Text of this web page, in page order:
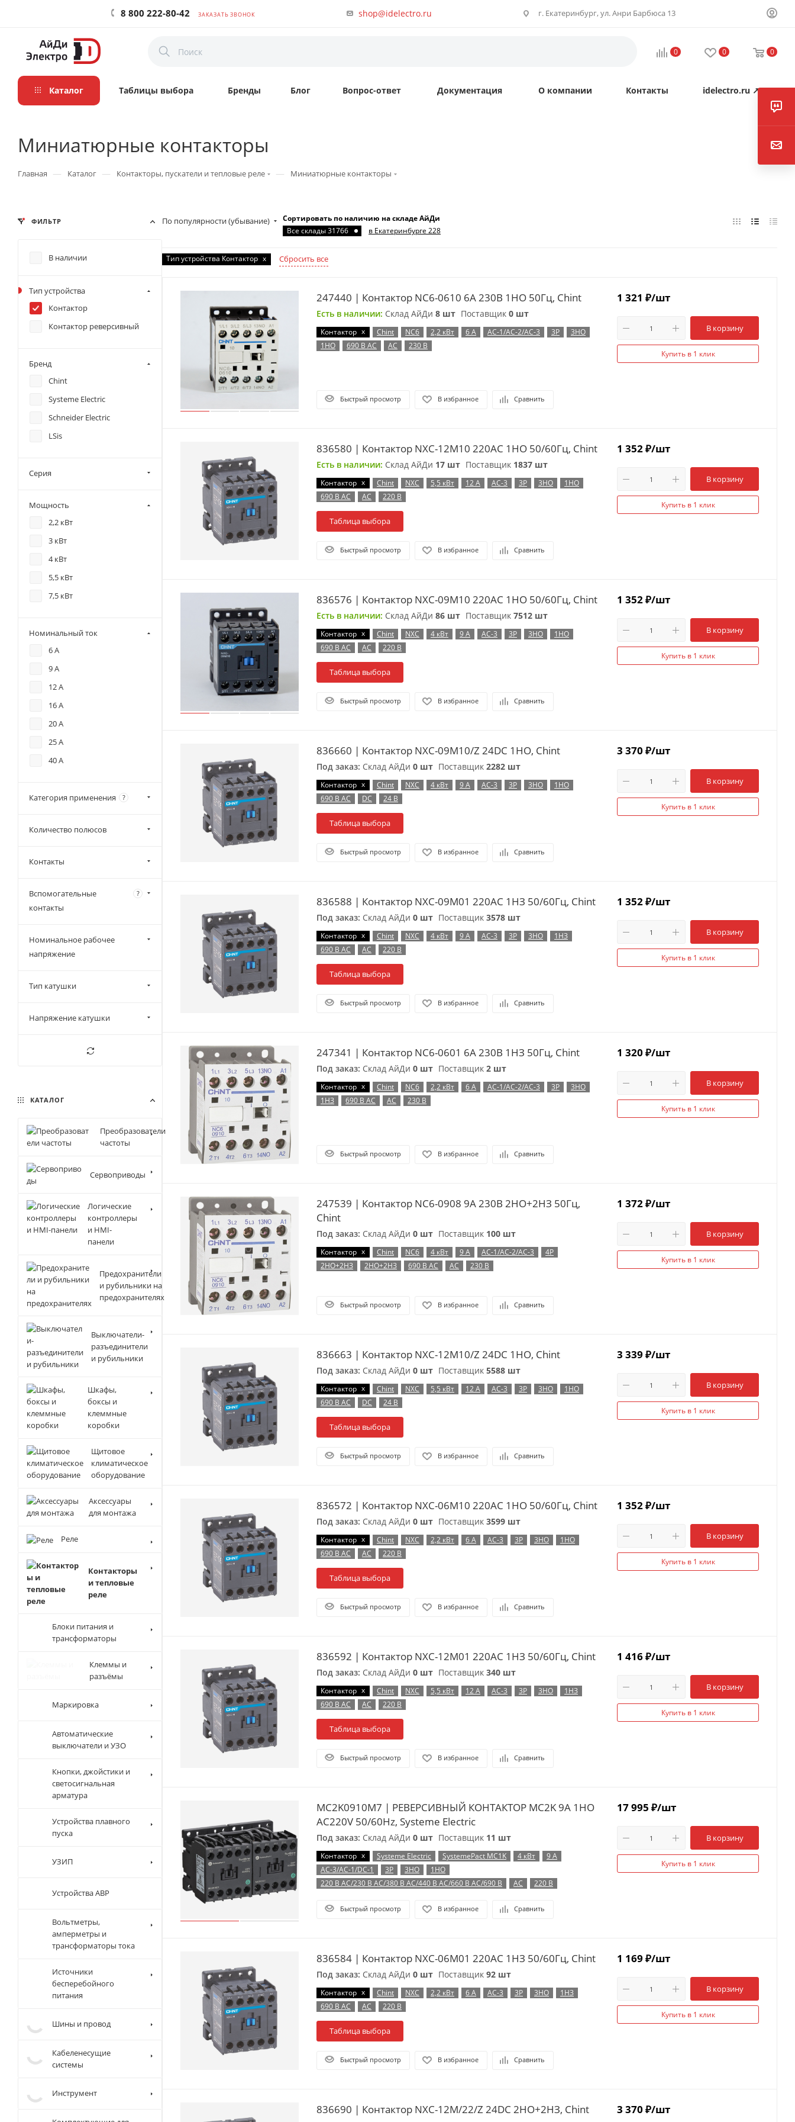
8 800 222-80-42 ЗАКАЗАТЬ ЗВОНОК shop@idelectro.ru г. Екатеринбург, ул. Анри Барбюса 13
0 0 0
Каталог Таблицы выбора Бренды Блог Вопрос-ответ Документация О компании Контакты idelectro.ru ↗
Миниатюрные контакторы
Главная — Каталог — Контакторы, пускатели и тепловые реле — Миниатюрные контакторы
По популярности (убывание)
Сортировать по наличию на складе АйДи
Все склады 31766
в Екатеринбурге 228
Тип устройства Контактор x Сбросить все
247440 | Контактор NC6-0610 6А 230В 1НО 50Гц, Chint
Есть в наличии: Склад АйДи 8 шт Поставщик 0 шт
Контактор x Chint NC6 2,2 кВт 6 А AC-1/AC-2/AC-3 3P
3НО
1НО
690 В AC AC 230 В
Быстрый просмотр В избранное Сравнить
1 321 ₽/шт
В корзину
Купить в 1 клик
836580 | Контактор NXC-12M10 220AC 1НО 50/60Гц, Chint
Есть в наличии: Склад АйДи 17 шт Поставщик 1837 шт
Контактор x Chint NXC 5,5 кВт 12 А AC-3 3P 3НО
1НО
690 В AC
AC 220 В
Таблица выбора
Быстрый просмотр В избранное Сравнить
1 352₽/шт
В корзину
Купить в 1 клик
836576 | Контактор NXC-09M10 220AC 1НО 50/60Гц, Chint
Есть в наличии: Склад АйДи 86 шт Поставщик 7512 шт
Контактор x Chint NXC 4 кВт 9 А AC-3 3P 3НО
1НО
690 В AC
AC 220 В
Таблица выбора
Быстрый просмотр В избранное Сравнить
1 352₽/шт
В корзину
Купить в 1 клик
836660 | Контактор NXC-09M10/Z 24DC 1НO, Chint
Под заказ: Склад АйДи 0 шт Поставщик 2282 шт
Контактор x Chint NXC 4 кВт 9 А AC-3 3P 3НО
1НО
690 В AC
DC 24 В
Таблица выбора
Быстрый просмотр В избранное Сравнить
3 370 ₽/шт
В корзину
Купить в 1 клик
836588 | Контактор NXC-09M01 220AC 1НЗ 50/60Гц, Chint
Под заказ: Склад АйДи 0 шт Поставщик 3578 шт
Контактор x Chint NXC 4 кВт 9 А AC-3 3P 3НО
1НЗ
690 В AC
AC 220 В
Таблица выбора
Быстрый просмотр В избранное Сравнить
1 352₽/шт
В корзину
Купить в 1 клик
247341 | Контактор NC6-0601 6А 230В 1НЗ 50Гц, Chint
Под заказ: Склад АйДи 0 шт Поставщик 2 шт
Контактор x Chint NC6 2,2 кВт 6 А AC-1/AC-2/AC-3 3P
3НО
1НЗ
690 В AC AC 230 В
Быстрый просмотр В избранное Сравнить
1 320 ₽/шт
В корзину
Купить в 1 клик
247539 | Контактор NC6-0908 9А 230В 2НО+2НЗ 50Гц,
Chint
Под заказ: Склад АйДи 0 шт Поставщик 100 шт
Контактор x Chint NC6 4 кВт 9 А AC-1/AC-2/AC-3
4P
2НО+2НЗ
2НО+2НЗ 690 В AC AC 230 В
Быстрый просмотр В избранное Сравнить
1 372₽/шт
В корзину
Купить в 1 клик
836663 | Контактор NXC-12M10/Z 24DC 1НO, Chint
Под заказ: Склад АйДи 0 шт Поставщик 5588 шт
Контактор x Chint NXC 5,5 кВт 12 А AC-3 3P 3НО
1НО
690 В AC
DC 24 В
Таблица выбора
Быстрый просмотр В избранное Сравнить
3 339 ₽/шт
В корзину
Купить в 1 клик
836572 | Контактор NXC-06M10 220AC 1НО 50/60Гц, Chint
Под заказ: Склад АйДи 0 шт Поставщик 3599 шт
Контактор x Chint NXC 2,2 кВт 6 А AC-3 3P 3НО
1НО
690 В AC
AC 220 В
Таблица выбора
Быстрый просмотр В избранное Сравнить
1 352₽/шт
В корзину
Купить в 1 клик
836592 | Контактор NXC-12M01 220AC 1НЗ 50/60Гц, Chint
Под заказ: Склад АйДи 0 шт Поставщик 340 шт
Контактор x Chint NXC 5,5 кВт 12 А AC-3 3P 3НО
1НЗ
690 В AC
AC 220 В
Таблица выбора
Быстрый просмотр В избранное Сравнить
1 416₽/шт
В корзину
Купить в 1 клик
MC2K0910M7 | РЕВЕРСИВНЫЙ КОНТАКТОР MC2K 9A 1НО
AC220V 50/60Hz, Systeme Electric
Под заказ: Склад АйДи 0 шт Поставщик 11 шт
Контактор x Systeme Electric SystemePact MC1K 4 кВт
9 А
AC-3/AC-1/DC-1
3P 3НО
1НО
220 В AC/230 В AC/380 В AC/440 В AC/660 В AC/690 В
AC 220 В
Быстрый просмотр В избранное Сравнить
17 995 ₽/шт
В корзину
Купить в 1 клик
836584 | Контактор NXC-06M01 220AC 1НЗ 50/60Гц, Chint
Под заказ: Склад АйДи 0 шт Поставщик 92 шт
Контактор x Chint NXC 2,2 кВт 6 А AC-3 3P 3НО
1НЗ
690 В AC
AC 220 В
Таблица выбора
Быстрый просмотр В избранное Сравнить
1 169 ₽/шт
В корзину
Купить в 1 клик
836690 | Контактор NXC-12M/22/Z 24DC 2НО+2НЗ, Chint 3 370 ₽/шт
ФИЛЬТР
В наличии
Тип устройства
Контактор
Контактор реверсивный
Бренд
Chint
Systeme Electric
Schneider Electric
LSis
Серия
Мощность
2,2 кВт
3 кВт
4 кВт
5,5 кВт
7,5 кВт
Номинальный ток
6 А
9 А
12 А
16 А
20 А
25 А
40 А
Категория применения ?
Количество полюсов
Контакты
Вспомогательные
контакты
?
Номинальное рабочее
напряжение
Тип катушки
Напряжение катушки
КАТАЛОГ
Преобразователи
частоты
Сервоприводы
Логические
контроллеры
и HMI-
панели
Предохранители
и рубильники на
предохранителях
Выключатели-
разъединители
и рубильники
Шкафы,
боксы и
клеммные
коробки
Щитовое
климатическое
оборудование
Аксессуары
для монтажа
Реле
Контакторы
и тепловые
реле
Блоки питания и
трансформаторы
Клеммы и
Автоматические
УЗО
светосигнальная
Устройства
АВР
амперметры и
бесперебойного
питания
Шины и провод
Кабеленесущие